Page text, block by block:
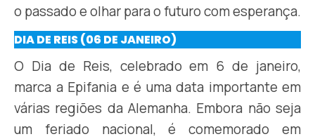
o passado e olhar para o futuro com esperança.
DIA DE REIS (06 DE JANEIRO)
O Dia de Reis, celebrado em 6 de janeiro,
marca a Epifania e é uma data importante em
várias regiões da Alemanha. Embora não seja
um feriado nacional, é comemorado em